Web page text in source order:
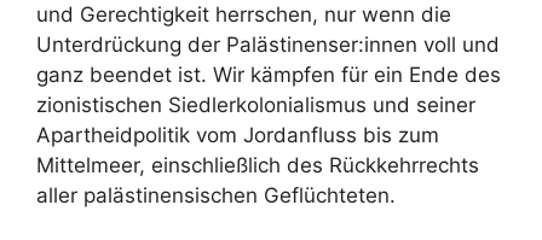
und Gerechtigkeit herrschen, nur wenn die
Unterdrückung der Palästinenser:innen voll und
ganz beendet ist. Wir kämpfen für ein Ende des
zionistischen Siedlerkolonialismus und seiner
Apartheidpolitik vom Jordanfluss bis zum
Mittelmeer, einschließlich des Rückkehrrechts
aller palästinensischen Geflüchteten.